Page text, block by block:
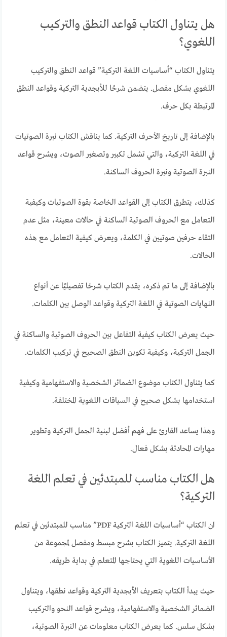
هل يتناول الكتاب قواعد النطق والتركيب
اللغوي؟
يتناول الكتاب “أساسيات اللغة التركية” قواعد النطق والتركيب
اللغوي بشكل مفصل. يتضمن شرحًا للأبجدية التركية وقواعد النطق
المرتبطة بكل حرف.
بالإضافة إلى تاريخ الأحرف التركية. كما يناقش الكتاب نبرة الصوتيات
في اللغة التركية، والتي تشمل تكبير وتصغير الصوت، ويشرح قواعد
النبرة الصوتية ونبرة الحروف الساكنة.
كذلك، يتطرق الكتاب إلى القواعد الخاصة بقوة الصوتيات وكيفية
التعامل مع الحروف الصوتية الساكنة في حالات معينة، مثل عدم
التقاء حرفين صوتيين في الكلمة، ويعرض كيفية التعامل مع هذه
الحالات.
بالإضافة إلى ما تم ذكره، يقدم الكتاب شرحًا تفصيليًا عن أنواع
النهايات الصوتية في اللغة التركية وقواعد الوصل بين الكلمات.
حيث يعرض الكتاب كيفية التفاعل بين الحروف الصوتية والساكنة في
الجمل التركية، وكيفية تكوين النطق الصحيح في تركيب الكلمات.
كما يتناول الكتاب موضوع الضمائر الشخصية والاستفهامية وكيفية
استخدامها بشكل صحيح في السياقات اللغوية المختلفة.
وهذا يساعد القارئ على فهم أفضل لبنية الجمل التركية وتطوير
مهارات المحادثة بشكل فعال.
هل الكتاب مناسب للمبتدئين في تعلم اللغة
التركية؟
ان الكتاب “أساسيات اللغة التركية PDF” مناسب للمبتدئين في تعلم
اللغة التركية. يتميز الكتاب بشرح مبسط ومفصل لمجموعة من
الأساسيات اللغوية التي يحتاجها المتعلم في بداية طريقه.
حيث يبدأ الكتاب بتعريف الأبجدية التركية وقواعد نطقها، ويتناول
الضمائر الشخصية والاستفهامية، ويشرح قواعد النحو والتركيب
بشكل سلس. كما يعرض الكتاب معلومات عن النبرة الصوتية،